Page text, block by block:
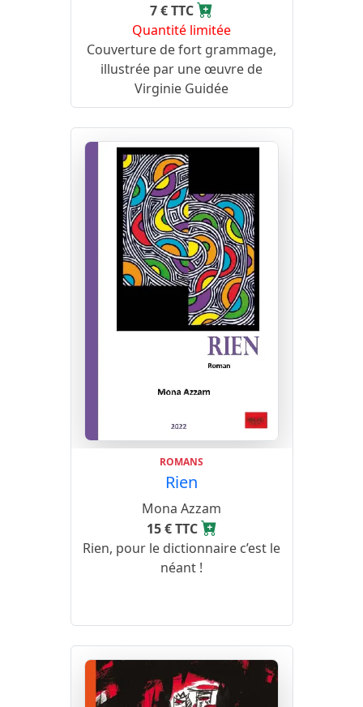
7 € TTC
Quantité limitée
Couverture de fort grammage,
illustrée par une œuvre de
Virginie Guidée
ROMANS
Rien
Mona Azzam
15 € TTC
Rien, pour le dictionnaire c’est le
néant !